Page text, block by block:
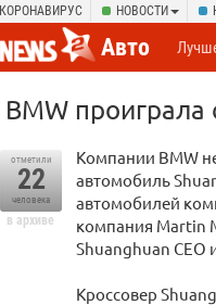
КОРОНАВИРУС НОВОСТИ
Авто
BMW
отметили
22
человека
в архиве
Компании BMW
автомобиль
автомобилей
компания Martin
Shuanghuan CEO
Кроссовер